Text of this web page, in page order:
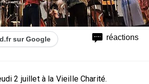
réactions
sur Google
2 juillet à la Vieille Charité.